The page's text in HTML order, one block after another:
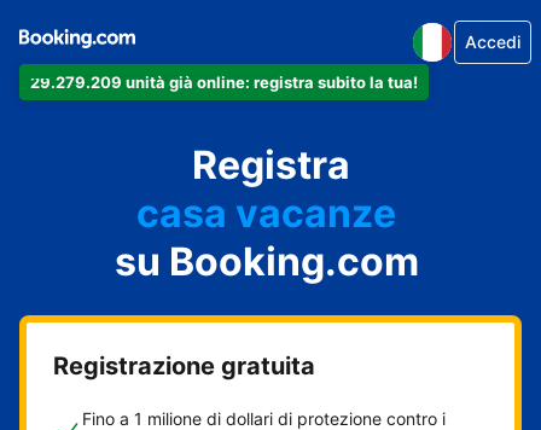
29.279.209 unità già online: registra subito la tua!
Accedi
Registra
il tuo appartamento
il tuo hotel
casa vacanze
la tua guest house
il tuo B&B
su Booking.com
Registrazione gratuita
Fino a 1 milione di dollari di protezione contro i